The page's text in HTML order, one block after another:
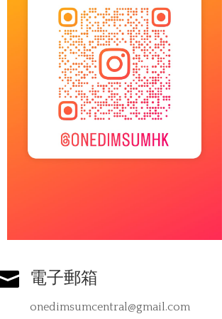
電子郵箱
onedimsumcentral@gmail.com